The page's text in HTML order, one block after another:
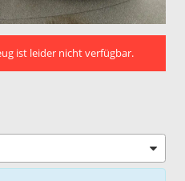
ist leider nicht verfügbar.